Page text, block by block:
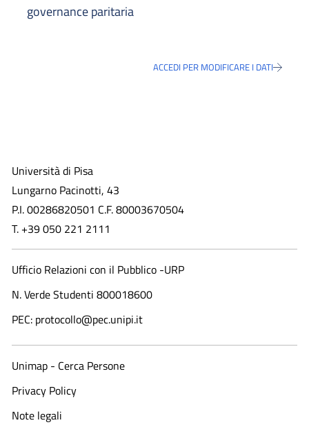
governance paritaria
ACCEDI PER MODIFICARE I DATI
Università di Pisa
Lungarno Pacinotti, 43
P.I. 00286820501 C.F. 80003670504
T. +39 050 221 2111
Ufficio Relazioni con il Pubblico -URP
N. Verde Studenti 800018600​
PEC: protocollo@pec.unipi.it
Unimap - Cerca Persone
Privacy Policy
Note legali